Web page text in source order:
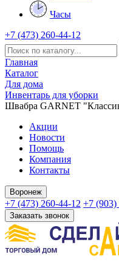
Часы
+7 (473) 260-44-12
Главная
Каталог
Для дома
Инвентарь для уборки
Швабра GARNET
Акции
Новости
Помощь
Компания
Контакты
Воронеж
+7 (473) 260-44-12 +7 (903)
Заказать звонок